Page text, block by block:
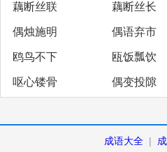
藕断丝联 藕断丝长
偶烛施明 偶语弃市
鸥鸟不下 瓯饭瓢饮
呕心镂骨 偶变投隙
成语大全 |